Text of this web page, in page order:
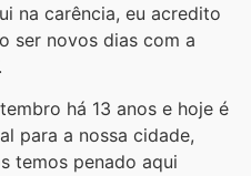
na carência, eu acredito
ser novos dias com a
há 13 anos e hoje é
para a nossa cidade,
temos penado aqui